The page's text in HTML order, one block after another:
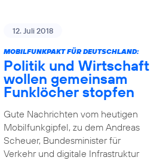
12. Juli 2018
MOBILFUNKPAKT FÜR DEUTSCHLAND:
Politik und Wirtschaft
wollen gemeinsam
Funklöcher stopfen
Gute Nachrichten vom heutigen
Mobilfunkgipfel, zu dem Andreas
Scheuer, Bundesminister für
Verkehr und digitale Infrastruktur